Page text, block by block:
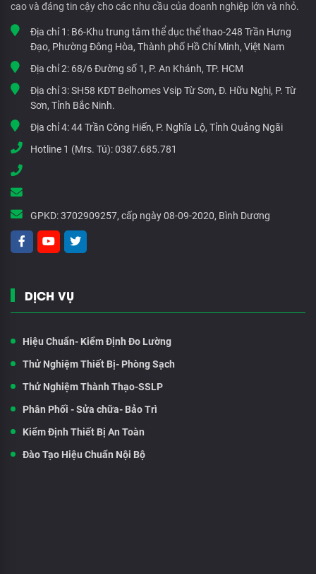
cao và đáng tin cậy cho các nhu cầu của doanh nghiệp lớn và nhỏ.
Địa chỉ 1: B6-Khu trung tâm thể dục thể thao-248 Trần Hưng
Đạo, Phường Đông Hòa, Thành phố Hồ Chí Minh, Việt Nam
Địa chỉ 2: 68/6 Đường số 1, P. An Khánh, TP. HCM
Địa chỉ 3:SH58 KĐT Belhomes Vsip Từ Sơn, Đ. Hữu Nghị, P. Từ
Sơn, Tỉnh Bắc Ninh.
Địa chỉ 4:44 Trần Công Hiến, P. Nghĩa Lộ, Tỉnh Quảng Ngãi
Hotline 1 (Mrs. Tú):0387.685.781
GPKD:3702909257, cấp ngày 08-09-2020, Bình Dương
DỊCH VỤ
Hiệu Chuẩn- Kiểm Định Đo Lường
Thử Nghiệm Thiết Bị- Phòng Sạch
Thử Nghiệm Thành Thạo-SSLP
Phân Phối - Sửa chữa- Bảo Trì
Kiểm Định Thiết Bị An Toàn
Đào Tạo Hiệu Chuẩn Nội Bộ